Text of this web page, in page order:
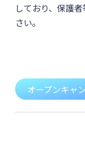
しており、保護
さい。
オープンキャ